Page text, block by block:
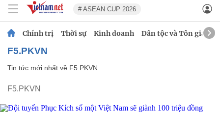
# ASEAN CUP 2026
Chính trị Thời sự Kinh doanh Dân tộc và Tôn giáo
F5.PKVN
Tin tức mới nhất về F5.PKVN
F5.PKVN